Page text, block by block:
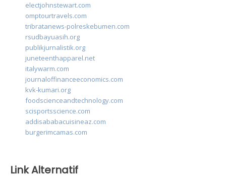
electjohnstewart.com
omptourtravels.com
tribratanews-polreskebumen.com
rsudbayuasih.org
publikjurnalistik.org
juneteenthapparel.net
italywarm.com
journaloffinanceeconomics.com
kvk-kumari.org
foodscienceandtechnology.com
scisportsscience.com
addisababacuisineaz.com
burgerimcamas.com
Link Alternatif